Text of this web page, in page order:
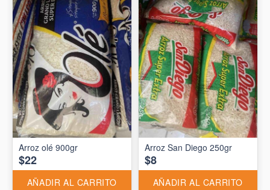
Arroz olé 900gr
$22
AÑADIR AL CARRITO
Arroz San Diego 250gr
$8
AÑADIR AL CARRITO